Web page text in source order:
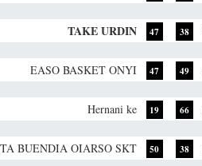
TAKE URDIN 47 38
EASO BASKET ONYI 47 49
Hernani ke 19 66
BUENDIA OIARSO SKT 50 38